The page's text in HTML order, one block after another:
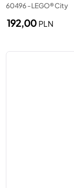
60496 - LEGO® City
192,00 PLN